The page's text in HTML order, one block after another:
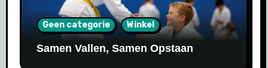
Geen categorie Winkel
Samen Vallen, Samen Opstaan